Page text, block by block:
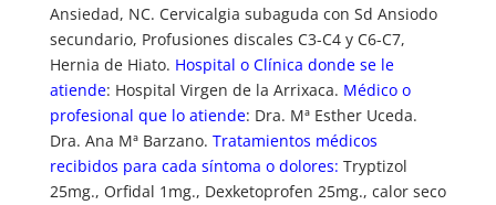
Ansiedad, NC. Cervicalgia subaguda con Sd Ansiodo
secundario, Profusiones discales C3-C4 y C6-C7,
Hernia de Hiato. Hospital o Clínica donde se le
atiende: Hospital Virgen de la Arrixaca. Médico o
profesional que lo atiende: Dra. Mª Esther Uceda.
Dra. Ana Mª Barzano. Tratamientos médicos
recibidos para cada síntoma o dolores: Tryptizol
25mg., Orfidal 1mg., Dexketoprofen 25mg., calor seco